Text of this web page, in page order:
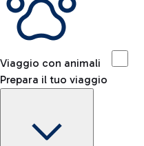
Viaggio con animali
Prepara il tuo viaggio